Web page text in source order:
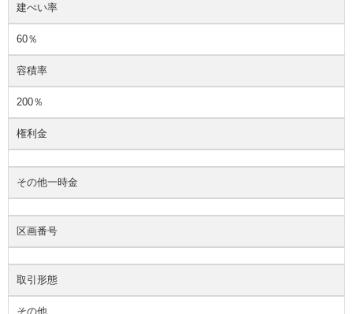
建ぺい率
60％
容積率
200％
権利金
その他一時金
区画番号
取引形態
その他